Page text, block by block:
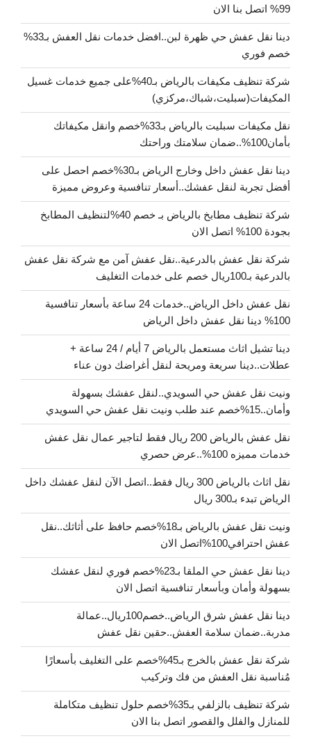
99% اتصل بنا الان
دينا نقل عفش حي ظهرة لبن..افضل خدمات نقل العفش بـ33%
خصم فوري
شركة تنظيف مكيفات بالرياض بـ40%على جميع خدمات غسيل
المكيفات(سبليت،شباك،مركزي)
نقل مكيفات سبليت بالرياض بـ33%خصم وانقل مكيفاتك
بأمان100%..ضمان سلامتك وراحتك
دينا نقل عفش داخل وخارج الرياض بـ30%خصم احصل على
أفضل تجربة لنقل عفشك..أسعار تنافسية وعروض مميزة
شركة تنظيف مطابخ بالرياض بـ خصم 40%لتنظيف المطابخ
بجودة 100% اتصل الان
شركة نقل عفش بالدرعية..نقل عفش آمن مع شركة نقل عفش
بالدرعية بـ100ريال خصم على خدمات التغليف
نقل عفش داخل الرياض..خدمات 24 ساعة بأسعار تنافسية
100% دينا نقل عفش داخل الرياض
دينا تشيل اثاث مستعمل بالرياض 7 أيام / 24 ساعة +
عطلات..دينا سريعة ومريحة لنقل أغراضك دون عناء
ونيت نقل عفش حي السويدي..لنقل عفشك بسهولة
وأمان..15%خصم عند طلب ونيت نقل عفش حي السويدي
نقل عفش بالرياض 200 ريال فقط لتاجير عمال نقل عفش
خدمات مميزه 100%..عرض حصري
نقل اثاث بالرياض 300 ريال فقط..اتصل الآن لنقل عفشك داخل
الرياض تبدء بـ300 ريال
ونيت نقل عفش بالرياض بـ18%خصم حافظ على أثاثك..نقل
عفش احترافي100%اتصل الان
دينا نقل عفش حي الملقا بـ23%خصم فوري لنقل عفشك
بسهولة وأمان وبأسعار تنافسية اتصل الان
دينا نقل عفش شرق الرياض..خصم100ريال..عمالة
مدربة..ضمان سلامة العفش..حقين نقل عفش
شركة نقل عفش بالخرج بـ45%خصم على التغليف بأسعارًا
مُناسبة نقل العفش من فك وتركيب
شركة تنظيف بالزلفي بـ35%خصم حلول تنظيف متكاملة
للمنازل والفلل والقصور اتصل بنا الان